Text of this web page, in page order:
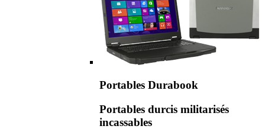
Portables Durabook
Portables durcis militarisés
incassables